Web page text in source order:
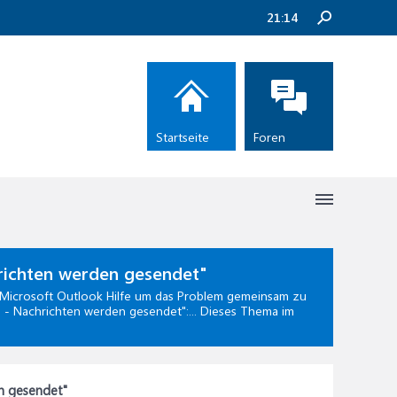
werden gesendet"
Microsoft Outlook Hilfe um das Problem gemeinsam zu
Nachrichten werden gesendet":... Dieses Thema im
gesendet"
21:14
Startseite Foren